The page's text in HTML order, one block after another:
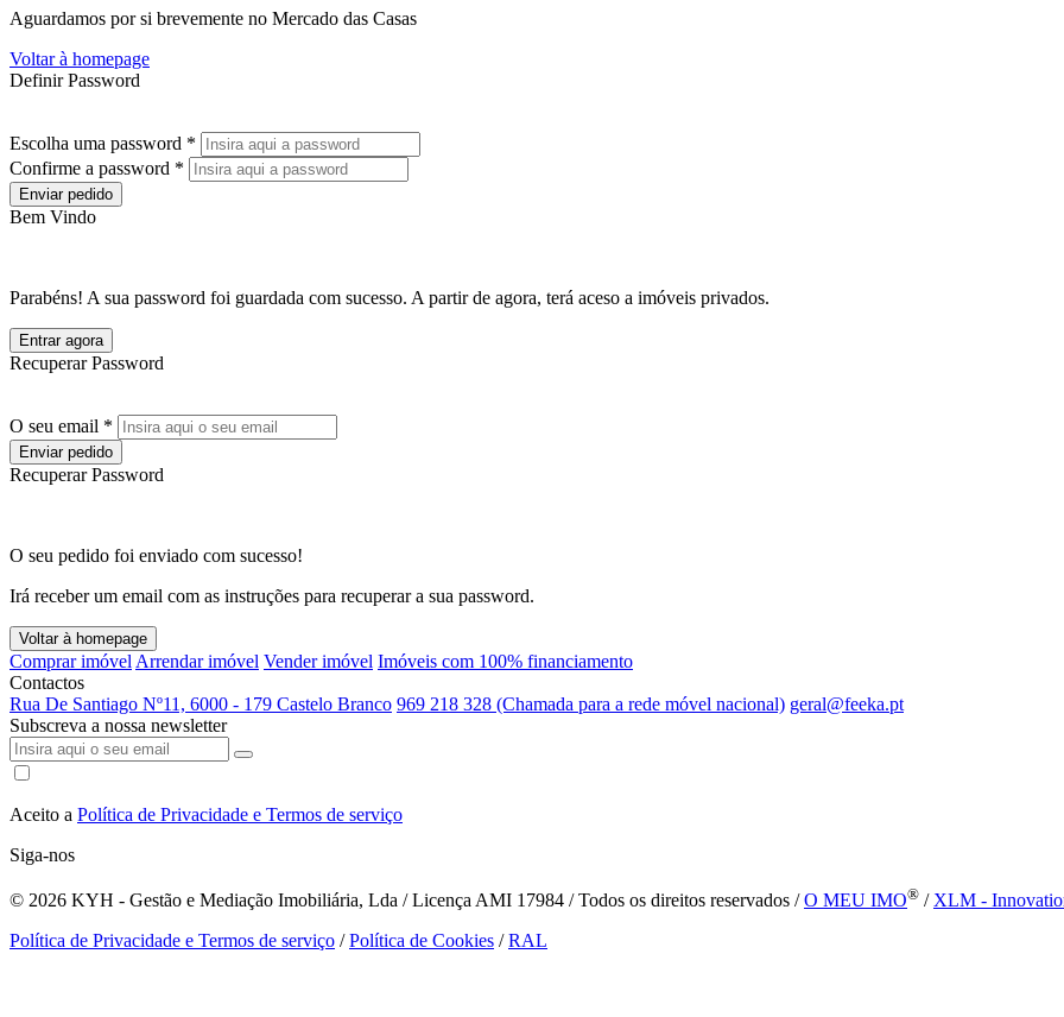
Aguardamos por si brevemente no Mercado das Casas
Voltar à homepage
Definir Password
Escolha uma password *
Confirme a password *
Enviar pedido
Bem Vindo
Parabéns! A sua password foi guardada com sucesso. A partir de agora, terá aceso a imóveis privados.
Entrar agora
Recuperar Password
O seu email *
Enviar pedido
Recuperar Password
O seu pedido foi enviado com sucesso!
Irá receber um email com as instruções para recuperar a sua password.
Voltar à homepage
Comprar imóvel Arrendar imóvel Vender imóvel Imóveis com 100% financiamento
Contactos
Rua De Santiago Nº11, 6000 - 179 Castelo Branco 969 218 328 (Chamada para a rede móvel nacional) geral@feeka.pt
Subscreva a nossa newsletter
Aceito a Política de Privacidade e Termos de serviço
Siga-nos
© 2026 KYH - Gestão e Mediação Imobiliária, Lda / Licença AMI 17984 / Todos os direitos reservados /O MEU IMO® / XLM -
Política de Privacidade e Termos de serviço /Política de Cookies /RAL